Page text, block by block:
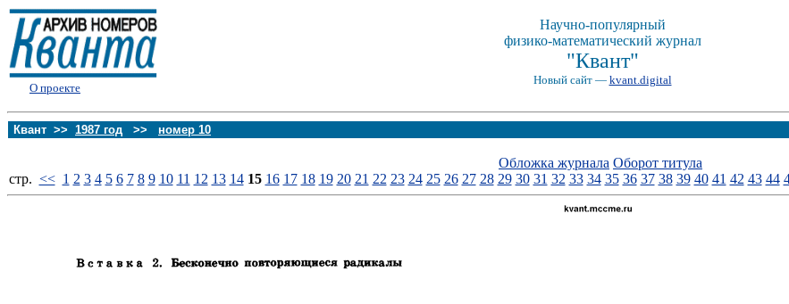
О проекте
Научно-популярный
физико-математический журнал
"Квант"
Новый сайт — kvant.digital
Квант >> 1987 год >> номер 10
Обложка журнала Оборот титула
стp. << 1 2 3 4 5 6 7 8 9 10 11 12 13 14 15 16 17 18 19 20 21 22 23 24 25 26 27 28 29 30 31 32 33 34 35 36 37 38 39 40 41 42 43 44